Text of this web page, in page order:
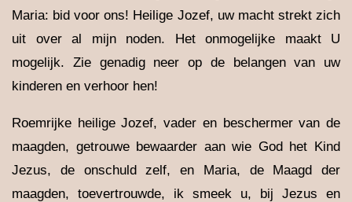
Maria: bid voor ons! Heilige Jozef, uw macht strekt zich
uit over al mijn noden. Het onmogelijke maakt U
mogelijk. Zie genadig neer op de belangen van uw
kinderen en verhoor hen!
Roemrijke heilige Jozef, vader en beschermer van de
maagden, getrouwe bewaarder aan wie God het Kind
Jezus, de onschuld zelf, en Maria, de Maagd der
maagden, toevertrouwde, ik smeek u, bij Jezus en